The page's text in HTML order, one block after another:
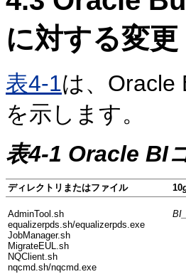
に対する変更
表4-1は、Oracle
を示します。
表4-1 Oracle BI
ディレクトリまたはファイル 10
AdminTool.sh
equalizerpds.sh/equalizerpds.exe
JobManager.sh
MigrateEUL.sh
NQClient.sh
nqcmd.sh/nqcmd.exe